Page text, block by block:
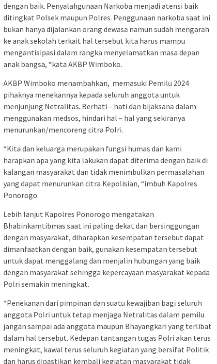
dengan baik. Penyalahgunaan Narkoba menjadi atensi baik
ditingkat Polsek maupun Polres. Penggunaan narkoba saat ini
bukan hanya dijalankan orang dewasa namun sudah mengarah
ke anak sekolah terkait hal tersebut kita harus mampu
mengantisipasi dalam rangka menyelamatkan masa depan
anak bangsa, “kata AKBP Wimboko.
AKBP Wimboko menambahkan, memasuki Pemilu 2024
pihaknya menekannya kepada seluruh anggota untuk
menjunjung Netralitas. Berhati – hati dan bijaksana dalam
menggunakan medsos, hindari hal – hal yang sekiranya
menurunkan/mencoreng citra Polri.
“Kita dan keluarga merupakan fungsi humas dan kami
harapkan apa yang kita lakukan dapat diterima dengan baik di
kalangan masyarakat dan tidak menimbulkan permasalahan
yang dapat menurunkan citra Kepolisian, “imbuh Kapolres
Ponorogo.
Lebih lanjut Kapolres Ponorogo mengatakan
Bhabinkamtibmas saat ini paling dekat dan bersinggungan
dengan masyarakat, diharapkan kesempatan tersebut dapat
dimanfaatkan dengan baik, gunakan kesempatan tersebut
untuk dapat menggalang dan menjalin hubungan yang baik
dengan masyarakat sehingga kepercayaan masyarakat kepada
Polri semakin meningkat.
“Penekanan dari pimpinan dan suatu kewajiban bagi seluruh
anggota Polri untuk tetap menjaga Netralitas dalam pemilu
jangan sampai ada anggota maupun Bhayangkari yang terlibat
dalam hal tersebut. Kedepan tantangan tugas Polri akan terus
meningkat, kawal terus seluruh kegiatan yang bersifat Politik
dan harus dipastikan kembali kegiatan masyarakat tidak